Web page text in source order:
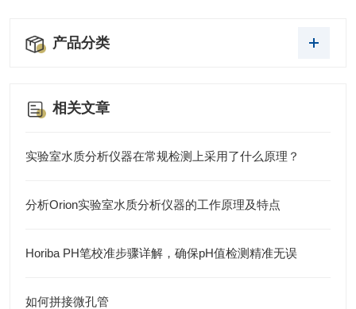
产品分类
相关文章
实验室水质分析仪器在常规检测上采用了什么原理？
分析Orion实验室水质分析仪器的工作原理及特点
Horiba PH笔校准步骤详解，确保pH值检测精准无误
如何拼接微孔管